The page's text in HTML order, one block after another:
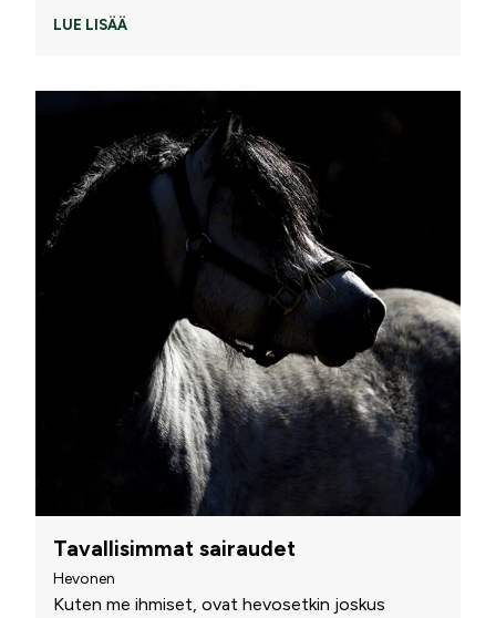
LUE LISÄÄ
Tavallisimmat sairaudet
Hevonen
Kuten me ihmiset, ovat hevosetkin joskus